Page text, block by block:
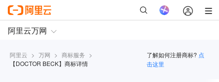
阿里云 > 万网 > 商标服务 >
【DOCTOR BECK】商标详情
了解如何注册商标? 点
击这里